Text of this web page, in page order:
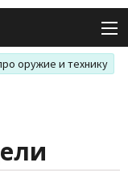
оружие и технику